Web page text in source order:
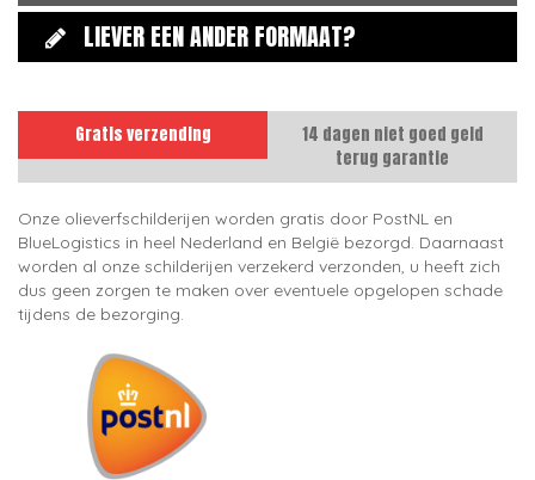
LIEVER EEN ANDER FORMAAT?
Gratis verzending
14 dagen niet goed geld
terug garantie
Onze olieverfschilderijen worden gratis door PostNL en
BlueLogistics in heel Nederland en België bezorgd. Daarnaast
worden al onze schilderijen verzekerd verzonden, u heeft zich
dus geen zorgen te maken over eventuele opgelopen schade
tijdens de bezorging.